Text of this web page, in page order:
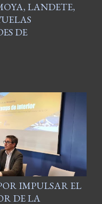
LANDETE,
DE
IMPULSAR EL
DE LA